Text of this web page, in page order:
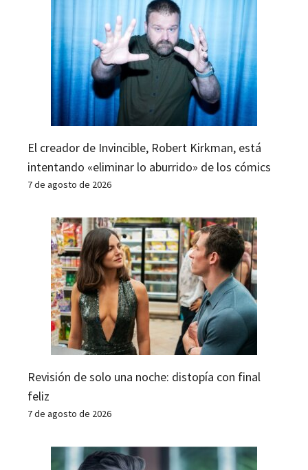
El creador de Invincible, Robert Kirkman, está
intentando «eliminar lo aburrido» de los cómics
7 de agosto de 2026
Revisión de solo una noche: distopía con final
feliz
7 de agosto de 2026